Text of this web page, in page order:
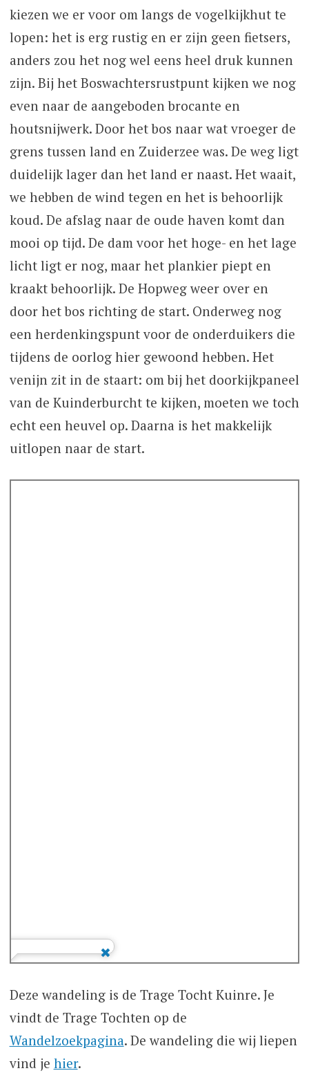
kiezen we er voor om langs de vogelkijkhut te
lopen: het is erg rustig en er zijn geen fietsers,
anders zou het nog wel eens heel druk kunnen
zijn. Bij het Boswachtersrustpunt kijken we nog
even naar de aangeboden brocante en
houtsnijwerk. Door het bos naar wat vroeger de
grens tussen land en Zuiderzee was. De weg ligt
duidelijk lager dan het land er naast. Het waait,
we hebben de wind tegen en het is behoorlijk
koud. De afslag naar de oude haven komt dan
mooi op tijd. De dam voor het hoge- en het lage
licht ligt er nog, maar het plankier piept en
kraakt behoorlijk. De Hopweg weer over en
door het bos richting de start. Onderweg nog
een herdenkingspunt voor de onderduikers die
tijdens de oorlog hier gewoond hebben. Het
venijn zit in de staart: om bij het doorkijkpaneel
van de Kuinderburcht te kijken, moeten we toch
echt een heuvel op. Daarna is het makkelijk
uitlopen naar de start.
Deze wandeling is de Trage Tocht Kuinre. Je
vindt de Trage Tochten op de
Wandelzoekpagina. De wandeling die wij liepen
vind je hier.